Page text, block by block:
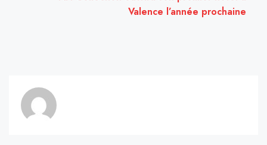
Valence l’année prochaine